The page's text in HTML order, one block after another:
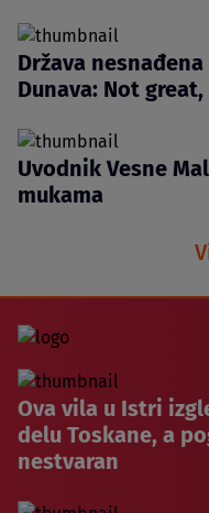
Država
Dunava: Not
Uvodnik Vesne
mukama
Ova vila u Istri
delu Toskane, a
nestvaran